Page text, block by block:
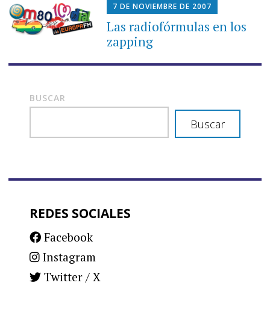
7 DE NOVIEMBRE DE 2007
Las radiofórmulas en los
zapping
BUSCAR
Buscar
REDES SOCIALES
Facebook
Instagram
Twitter / X